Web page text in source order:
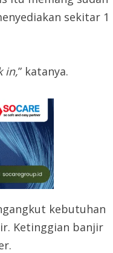
sekitar 1
in,” katanya.
kebutuhan
Ketinggian banjir